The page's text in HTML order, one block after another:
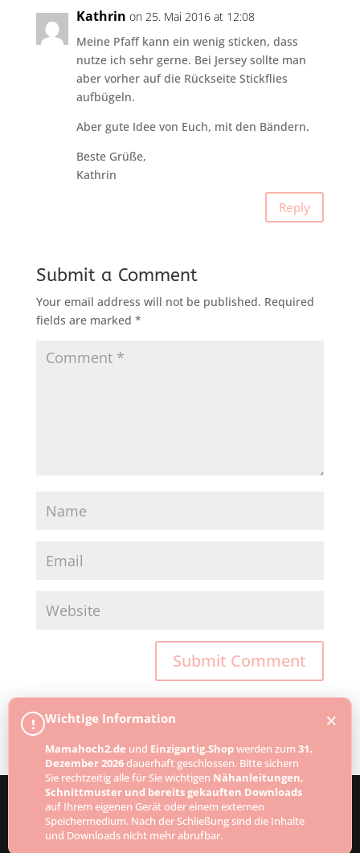
Kathrin on 25. Mai 2016 at 12:08
Meine Pfaff kann ein wenig sticken, dass
nutze ich sehr gerne. Bei Jersey sollte man
aber vorher auf die Rückseite Stickflies
aufbügeln.
Aber gute Idee von Euch, mit den Bändern.
Beste Grüße,
Kathrin
Reply
Submit a Comment
Your email address will not be published. Required
fields are marked *
Designed byElegant Themes| Powered by
WordPress
! Wichtige Information
Mamahoch2.de und Einzigartig.Shopwerden zum 31.
Dezember 2026dauerhaft geschlossen. Bitte sichern
Sie rechtzeitig alle für Sie wichtigen Nähanleitungen,
Schnittmuster und bereits gekauften Downloads
auf Ihrem eigenen Gerät oder einem externen
Speichermedium. Nach der Schließung sind die Inhalte
und Downloads nicht mehr abrufbar.
×